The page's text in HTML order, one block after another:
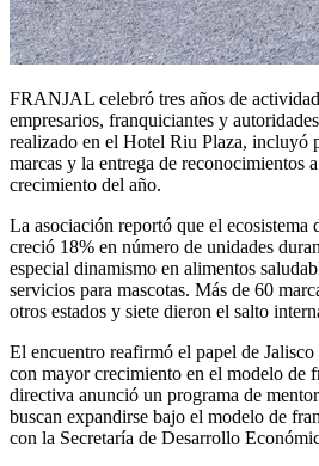
FRANJAL celebró tres años de
empresarios, franquiciantes y
realizado en el Hotel Riu Plaza, incluyó
marcas y la entrega de reconocimientos
crecimiento del año.
La asociación reportó que el ecosistema
creció 18% en número de unidades
especial dinamismo en alimentos
servicios para mascotas. Más de 60
otros estados y siete dieron el salto
El encuentro reafirmó el papel de
con mayor crecimiento en el modelo de
directiva anunció un programa de
buscan expandirse bajo el modelo de
con la Secretaría de Desarrollo